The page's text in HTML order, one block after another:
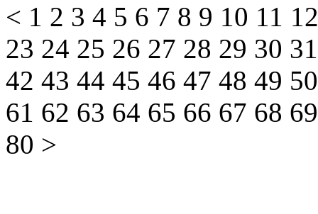
< 1 2 3 4 5 6 7 8 9 10 11
23 24 25 26 27 28 29 30
42 43 44 45 46 47 48 49
61 62 63 64 65 66 67 68
80 >